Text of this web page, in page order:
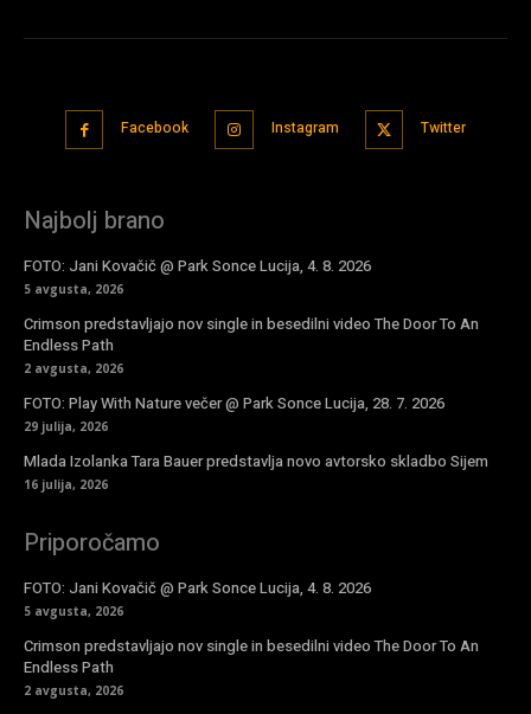
Facebook Instagram Twitter
Najbolj brano
FOTO: Jani Kovačič @ Park Sonce Lucija, 4. 8. 2026
5 avgusta, 2026
Crimson predstavljajo nov single in besedilni video The Door To An
Endless Path
2 avgusta, 2026
FOTO: Play With Nature večer @ Park Sonce Lucija, 28. 7. 2026
29 julija, 2026
Mlada Izolanka Tara Bauer predstavlja novo avtorsko skladbo Sijem
16 julija, 2026
Priporočamo
FOTO: Jani Kovačič @ Park Sonce Lucija, 4. 8. 2026
5 avgusta, 2026
Crimson predstavljajo nov single in besedilni video The Door To An
Endless Path
2 avgusta, 2026